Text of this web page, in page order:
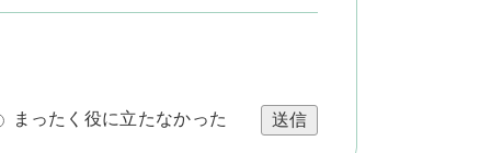
まったく役に立たなかった 送信